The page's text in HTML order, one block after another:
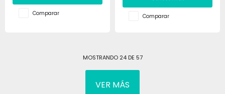
Comparar Comparar
MOSTRANDO 24DE 57
VER MÁS